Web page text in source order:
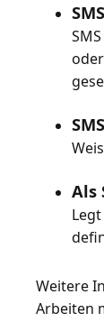
Als
Weitere
Arbeiten